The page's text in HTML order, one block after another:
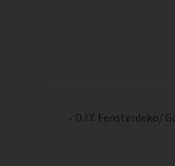
« D.I.Y. Fensterdeko/